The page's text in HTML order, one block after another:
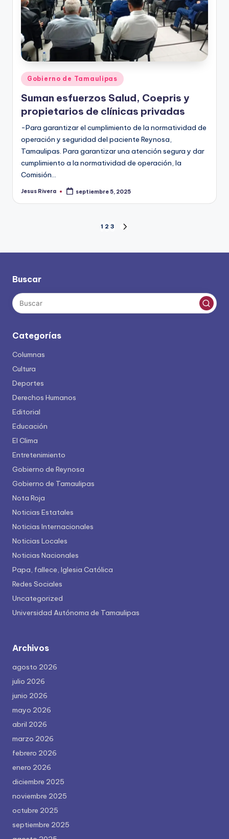
Publicado
en
Gobierno de Tamaulipas
Suman esfuerzos Salud, Coepris y
propietarios de clínicas privadas
-Para garantizar el cumplimiento de la normatividad de
operación y seguridad del paciente Reynosa,
Tamaulipas. Para garantizar una atención segura y dar
cumplimiento a la normatividad de operación, la
Comisión…
Publicado
Jesus Rivera septiembre 5, 2025
de
entradas
1 2 3
Buscar
Categorías
Columnas
Cultura
Deportes
Derechos Humanos
Editorial
Educación
El Clima
Entretenimiento
Gobierno de Reynosa
Gobierno de Tamaulipas
Nota Roja
Noticias Estatales
Noticias Internacionales
Noticias Locales
Noticias Nacionales
Papa, fallece, Iglesia Católica
Redes Sociales
Uncategorized
Universidad Autónoma de Tamaulipas
Archivos
agosto 2026
julio 2026
junio 2026
mayo 2026
abril 2026
marzo 2026
febrero 2026
enero 2026
diciembre 2025
noviembre 2025
octubre 2025
septiembre 2025